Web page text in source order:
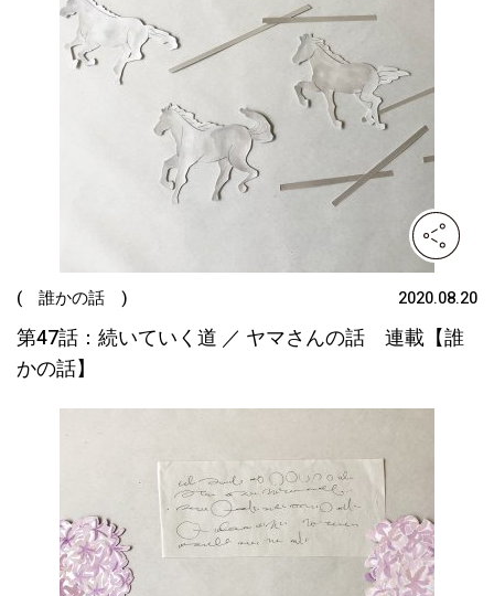
( 誰かの話 ) 2020.08.20
第47話：続いていく道 ／ ヤマさんの話 連載【誰
かの話】